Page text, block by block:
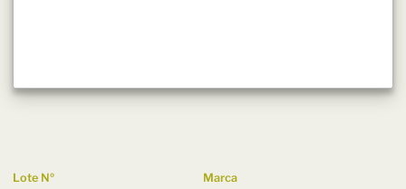
Lote Nº Marca